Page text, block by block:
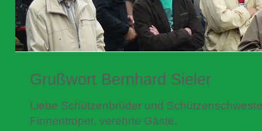
Grußwort Bernhard Sieler
Liebe Schützenbrüder und
Finnentroper, verehrte Gäste,